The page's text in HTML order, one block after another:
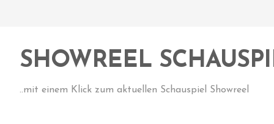
SHOWREEL
..mit einem Klick zum aktuellen Schauspiel Showreel